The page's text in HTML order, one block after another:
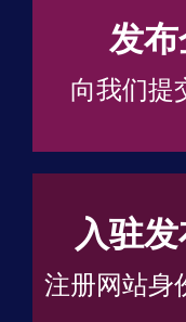
发布
向我们提
入驻
注册网站身